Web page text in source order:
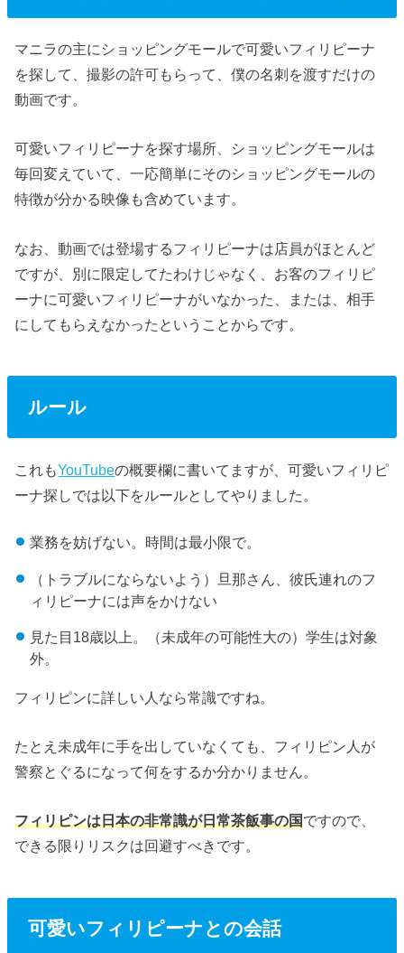
マニラの主にショッピングモールで可愛いフィリピーナ
を探して、撮影の許可もらって、僕の名刺を渡すだけの
動画です。
可愛いフィリピーナを探す場所、ショッピングモールは
毎回変えていて、一応簡単にそのショッピングモールの
特徴が分かる映像も含めています。
なお、動画では登場するフィリピーナは店員がほとんど
ですが、別に限定してたわけじゃなく、お客のフィリピ
ーナに可愛いフィリピーナがいなかった、または、相手
にしてもらえなかったということからです。
ルール
これもYouTubeの概要欄に書いてますが、可愛いフィリピ
ーナ探しでは以下をルールとしてやりました。
業務を妨げない。時間は最小限で。
（トラブルにならないよう）旦那さん、彼氏連れのフ
ィリピーナには声をかけない
見た目18歳以上。（未成年の可能性大の）学生は対象
外。
フィリピンに詳しい人なら常識ですね。
たとえ未成年に手を出していなくても、フィリピン人が
警察とぐるになって何をするか分かりません。
フィリピンは日本の非常識が日常茶飯事の国ですので、
できる限りリスクは回避すべきです。
可愛いフィリピーナとの会話